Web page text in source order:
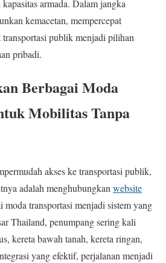
armada. Dalam jangka
kemacetan, mempercepat
transportasi publik menjadi pilihan
pribadi.
Berbagai Moda
Mobilitas Tanpa
akses ke transportasi publik,
adalah menghubungkan website
moda transportasi menjadi sistem yang
Thailand, penumpang sering kali
kereta bawah tanah, kereta ringan,
yang efektif, perjalanan menjadi